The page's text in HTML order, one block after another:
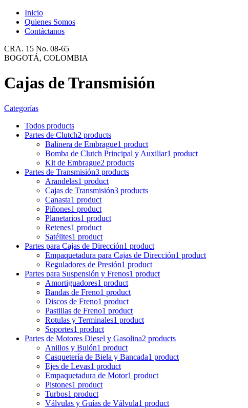
Inicio
Quienes Somos
Contáctanos
CRA. 15 No. 08-65
BOGOTÁ, COLOMBIA
Cajas de Transmisión
Categorías
Todos products
Partes de Clutch2 products
Balinera de Embrague1 product
Bomba de Clutch Principal y Auxiliar1 product
Kit de Embrague2 products
Partes de Transmisión3 products
Arandelas1 product
Cajas de Transmisión3 products
Canasta1 product
Piñones1 product
Planetarios1 product
Retenes1 product
Satélites1 product
Partes para Cajas de Dirección1 product
Empaquetadura para Cajas de Dirección1 product
Reguladores de Presión1 product
Partes para Suspensión y Frenos1 product
Amortiguadores1 product
Bandas de Freno1 product
Discos de Freno1 product
Pastillas de Freno1 product
Rotulas y Terminales1 product
Soportes1 product
Partes de Motores Diesel y Gasolina2 products
Anillos y Bulón1 product
Casquetería de Biela y Bancada1 product
Ejes de Levas1 product
Empaquetadura de Motor1 product
Pistones1 product
Turbos1 product
Válvulas y Guías de Válvula1 product